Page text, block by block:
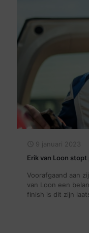
9 januari 2023
Erik van Loon
Voorafgaand aan
van Loon een
finish is dit zijn